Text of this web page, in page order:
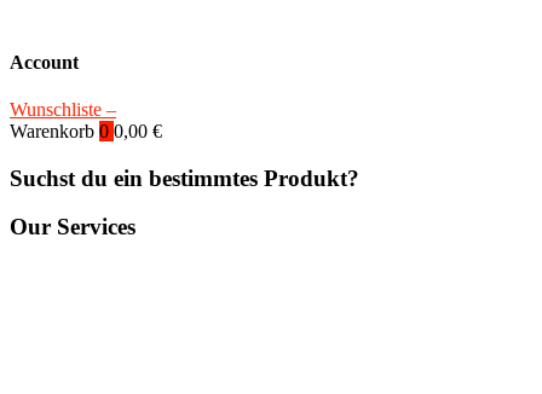
Account
Wunschliste –
Warenkorb 0 0,00 €
Suchst du ein bestimmtes Produkt?
Our Services